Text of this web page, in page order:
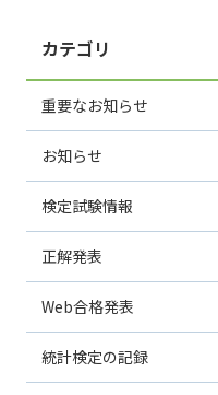
カテゴリ
重要なお知らせ
お知らせ
検定試験情報
正解発表
Web合格発表
統計検定の記録